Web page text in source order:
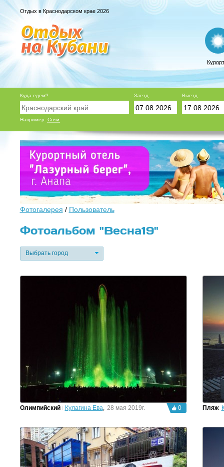
Отдых в Краснодарском крае 2026
Куда едем?
Например: Сочи
Заезд Выезд
Фотогалерея / Пользователь
Фотоальбом "Весна19"
Выбрать город
Олимпийский паркКулагина Ева, 28 мая 2019г. 0 Пляж